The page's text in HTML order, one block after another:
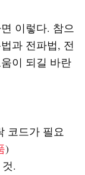
이렇다. 참으
과 전파법, 전
이 되길 바란
코드가 필요
)
.